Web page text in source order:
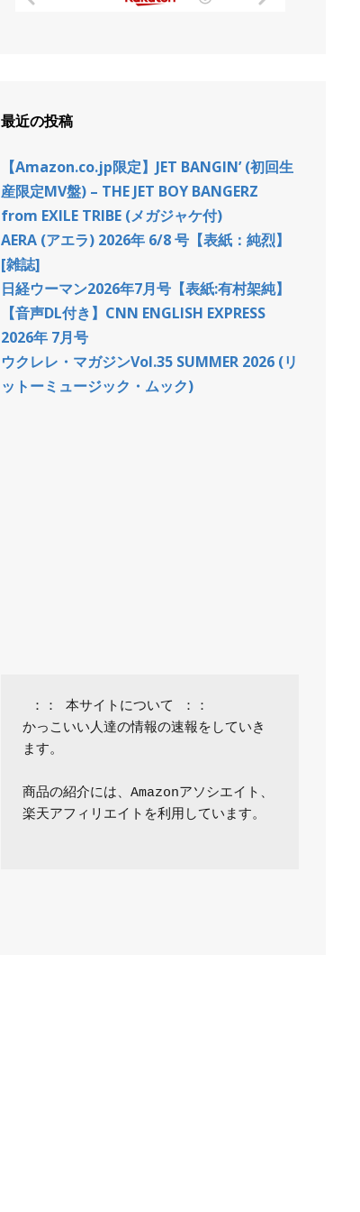
最近の投稿
【Amazon.co.jp限定】JET BANGIN’ (初回生
産限定MV盤) – THE JET BOY BANGERZ
from EXILE TRIBE (メガジャケ付)
AERA (アエラ) 2026年 6/8 号【表紙：純烈】
[雑誌]
日経ウーマン2026年7月号【表紙:有村架純】
【音声DL付き】CNN ENGLISH EXPRESS
2026年 7月号
ウクレレ・マガジンVol.35 SUMMER 2026 (リ
ットーミュージック・ムック)
かっこいい人達の情報の速報をしていき
ます。
商品の紹介には、Amazonアソシエイト、
楽天アフィリエイトを利用しています。